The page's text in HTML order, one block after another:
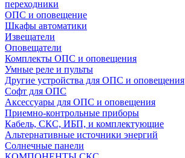
переходники
ОПС и оповещение
Шкафы автоматики
Извещатели
Оповещатели
Комплекты ОПС и оповещения
Умные реле и пульты
Другие устройства для ОПС и оповещения
Софт для ОПС
Аксессуары для ОПС и оповещения
Приемно-контрольные приборы
Кабель, СКС, ИБП, и комплектующие
Альтернативные источники энергий
Солнечные панели